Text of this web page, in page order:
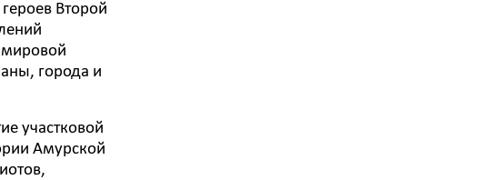
Второй
мировой
города и
участковой
Амурской